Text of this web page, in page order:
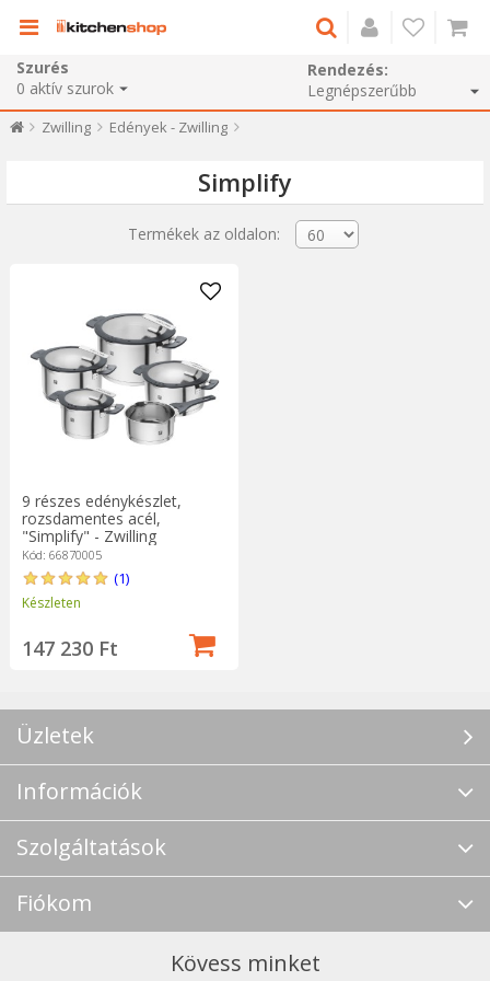
Szurés
0 aktív szurok
Rendezés:
Zwilling Edények - Zwilling
Simplify
Termékek az oldalon:
9 részes edénykészlet,
rozsdamentes acél,
"Simplify" - Zwilling
Kód: 66870005
(1)
Készleten
147 230 Ft
Üzletek
Információk
Szolgáltatások
Fiókom
Kövess minket